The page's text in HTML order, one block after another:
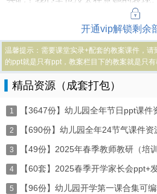
开通vip解锁剩余
温馨提示：需要课堂实录+配套的教案课件，请
的ppt就是只有ppt，教案栏目下的教案就是只有
精品资源（成套打包）
1
【3647份】幼儿园全年节日ppt课件
2
【690份】幼儿园全年24节气课件
3 【49份】2025年春季教师教研（培
（2
4
【60套】2025春季开学家长会ppt+
5
【96份】幼儿园开学第一课合集可